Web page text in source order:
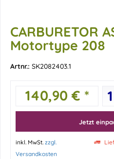
CARBURETOR
Motortype 208
Artnr.: SK2082403.1
140,90 € *
Jetzt
inkl. MwSt. zzgl.
Versandkosten